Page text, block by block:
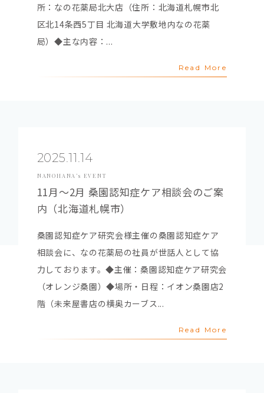
所：なの花薬局北大店（住所：北海道札幌市北
区北14条西5丁目 北海道大学敷地内なの花薬
局）◆主な内容：...
Read More
2025.11.14
NANOHANA’s EVENT
11月～2月 桑園認知症ケア相談会のご案
内（北海道札幌市）
桑園認知症ケア研究会様主催の桑園認知症ケア
相談会に、なの花薬局の社員が世話人として協
力しております。◆主催：桑園認知症ケア研究会
（オレンジ桑園）◆場所・日程：イオン桑園店2
階（未来屋書店の横奥カーブス...
Read More